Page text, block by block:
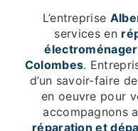
L’entreprise
services en
électroménager
Colombes.
d’un savoir-faire
en oeuvre pour
accompagnons
réparation et